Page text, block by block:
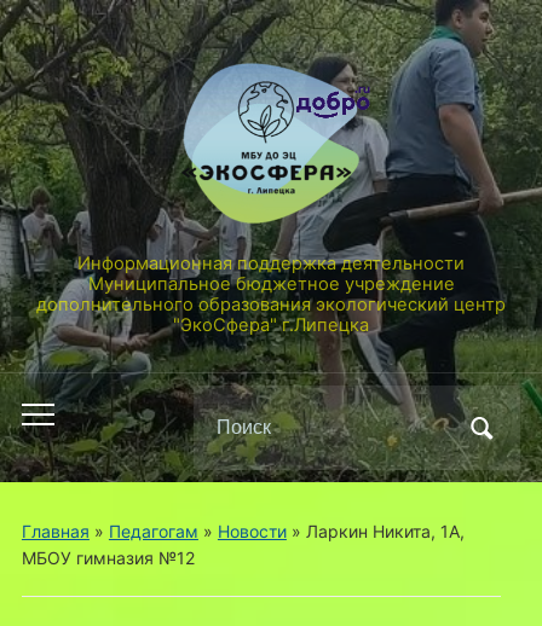
Информационная поддержка деятельности
Муниципальное бюджетное учреждение
дополнительного образования экологический центр
"ЭкоСфера" г.Липецка
Переключить
мобильное
меню
Поиск
по:
Главная » Педагогам » Новости» Ларкин Никита, 1А,
МБОУ гимназия №12